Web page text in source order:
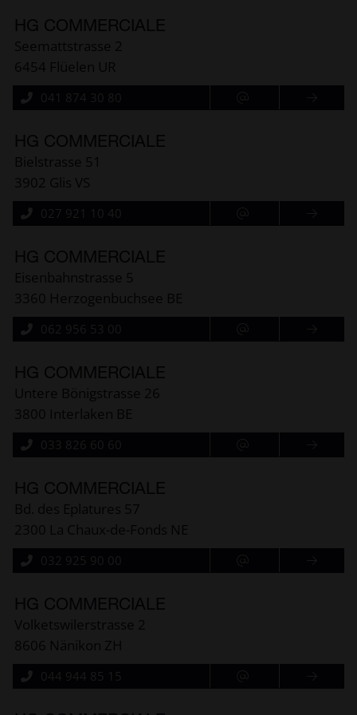
HG COMMERCIALE
Seemattstrasse 2
6454 Flüelen UR
041 874 30 80
HG COMMERCIALE
Bielstrasse 51
3902 Glis VS
027 921 10 40
HG COMMERCIALE
Eisenbahnstrasse 5
3360 Herzogenbuchsee BE
062 956 53 00
HG COMMERCIALE
Untere Bönigstrasse 26
3800 Interlaken BE
033 826 60 60
HG COMMERCIALE
Bd. des Eplatures 57
2300 La Chaux-de-Fonds NE
032 925 90 00
HG COMMERCIALE
Volketswilerstrasse 2
8606 Nänikon ZH
044 944 85 15